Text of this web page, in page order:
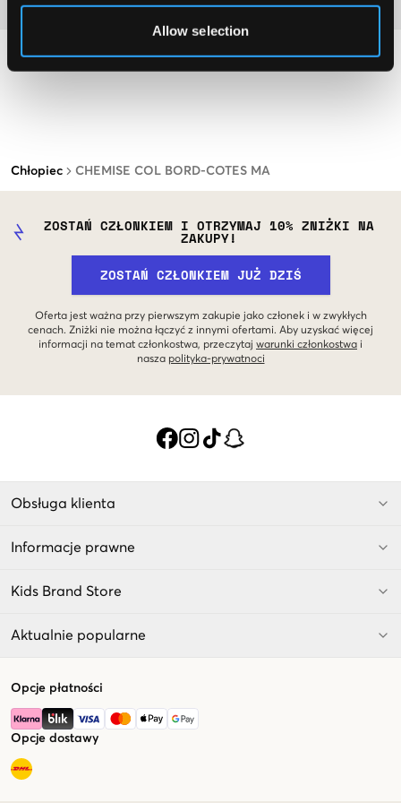
Allow selection
Chłopiec CHEMISE COL BORD-COTES MA
Materiał
ZOSTAŃ CZŁONKIEM I OTRZYMAJ 10% ZNIŻKI NA
ZAKUPY!
ZOSTAŃ CZŁONKIEM JUŻ DZIŚ
Oferta jest ważna przy pierwszym zakupie jako członek i w zwykłych
cenach. Zniżki nie można łączyć z innymi ofertami. Aby uzyskać więcej
informacji na temat członkostwa, przeczytaj warunki członkostwa i
nasza polityka-prywatnoci
Obsługa klienta
Informacje prawne
Kids Brand Store
Aktualnie popularne
Opcje płatności
Opcje dostawy